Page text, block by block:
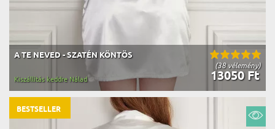
(38 vélemény)
A TE NEVED - SZATÉN KÖNTÖS
13050 Ft
Kiszállítás keddre Nálad
BESTSELLER